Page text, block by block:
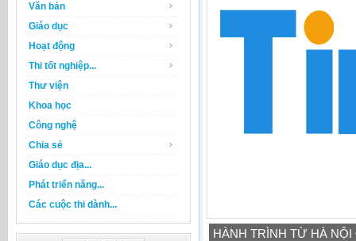
Văn bản
Giáo dục
Hoạt động
Thi tốt nghiệp...
Thư viện
Khoa học
Công nghệ
Chia sẻ
Giáo dục địa...
Phát triển năng...
Các cuộc thi dành...
HÀNH TRÌNH TỪ HÀ